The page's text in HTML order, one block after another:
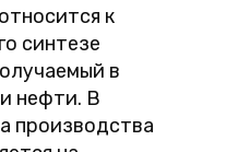
к
синтезе
в
нефти. В
производства